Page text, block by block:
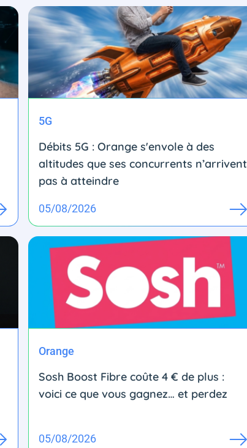
5G
Débits 5G : Orange s'envole à des
altitudes que ses concurrents n’arrivent
pas à atteindre
05/08/2026
Orange
Sosh Boost Fibre coûte 4 € de plus :
voici ce que vous gagnez… et perdez
05/08/2026